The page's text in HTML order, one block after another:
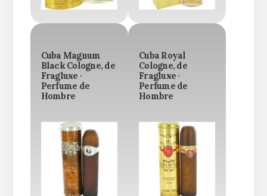
Cuba Magnum
Black Cologne, de
Fragluxe ·
Perfume de
Hombre
Cuba Royal
Cologne, de
Fragluxe ·
Perfume de
Hombre